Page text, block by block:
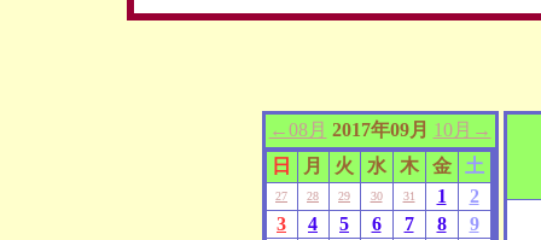
←08月 2017年09月 10月→
日
月 火 水 木 金 土
27 28 29 30 31 1
2
3
4 5 6 7 8
9